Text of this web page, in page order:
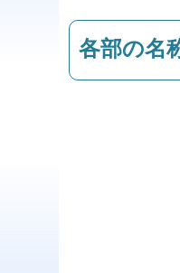
各部の名